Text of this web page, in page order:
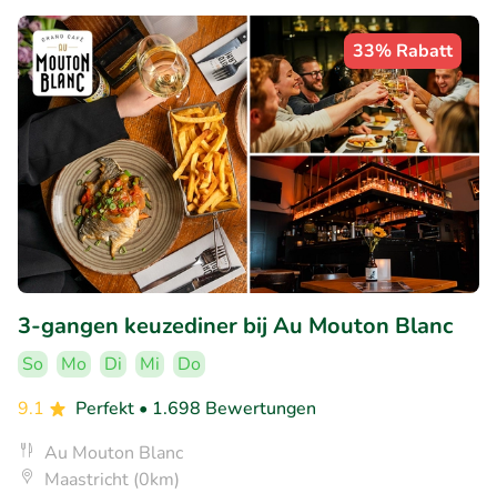
33% Rabatt
3-gangen keuzediner bij Au Mouton Blanc
So Mo Di Mi
Do
9.1
Perfekt • 1.698 Bewertungen
Au Mouton Blanc
Maastricht (0km)